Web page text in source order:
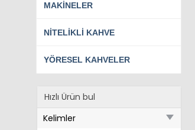
MAKINELER
NITELIKLI KAHVE
YÖRESEL KAHVELER
Hızlı Ürün bul
Kelimler